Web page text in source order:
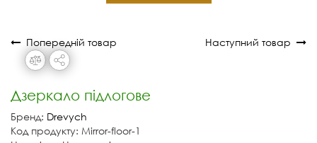
Попередній товар Наступний товар
Дзеркало підлогове
Бренд: Drevych
Код продукту: Mirror-floor-1